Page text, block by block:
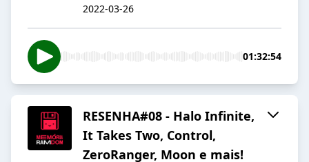
2022-03-26
01:32:54
RESENHA#08 - Halo Infinite,
It Takes Two, Control,
ZeroRanger, Moon e mais!